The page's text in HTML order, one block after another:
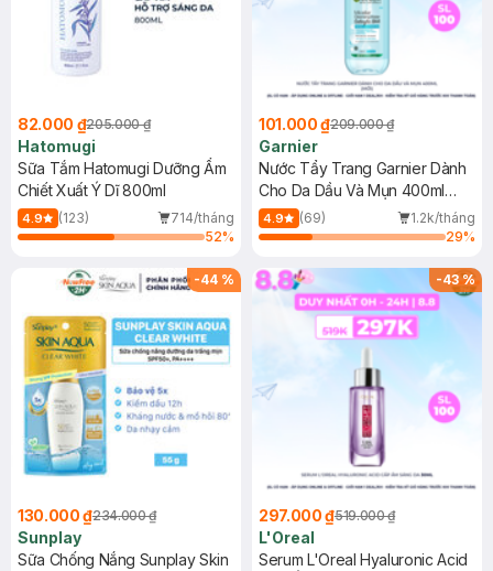
82.000 ₫205.000 ₫
Hatomugi
Sữa Tắm Hatomugi Dưỡng Ẩm
Chiết Xuất Ý Dĩ 800ml
4.9 (123)
714/tháng
52%
101.000 ₫209.000 ₫
Garnier
Nước Tẩy Trang Garnier Dành
Cho Da Dầu Và Mụn 400ml
(Mới)
4.9 (69)
1.2k/tháng
29%
-44 %
130.000 ₫234.000 ₫
Sunplay
Sữa Chống Nắng Sunplay Skin
-43%
297.000 ₫519.000 ₫
L'Oreal
Serum L'Oreal Hyaluronic Acid